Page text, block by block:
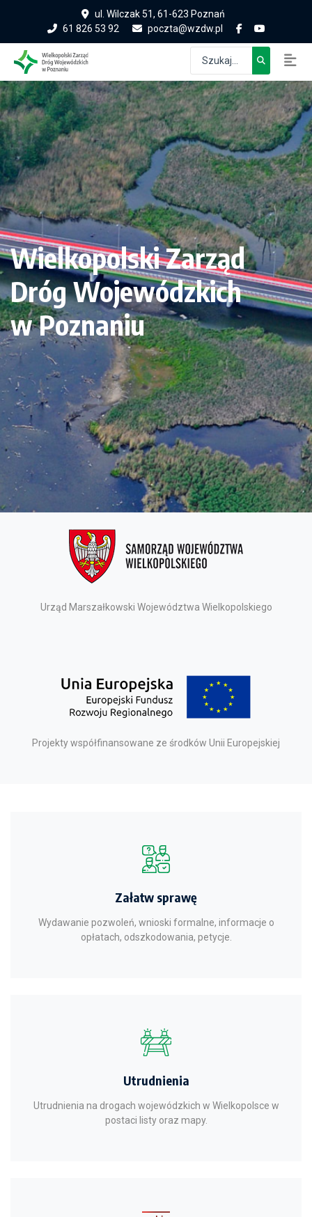
ul. Wilczak 51, 61-623 Poznań
61 826 53 92
poczta@wzdw.pl
Wielkopolski Zarząd
Dróg Wojewódzkich
w Poznaniu
Urząd Marszałkowski Województwa Wielkopolskiego
Projekty współfinansowane ze środków Unii Europejskiej
Załatw sprawę
Wydawanie pozwoleń, wnioski formalne, informacje o
opłatach, odszkodowania, petycje.
Utrudnienia
Utrudnienia na drogach wojewódzkich w Wielkopolsce w
postaci listy oraz mapy.